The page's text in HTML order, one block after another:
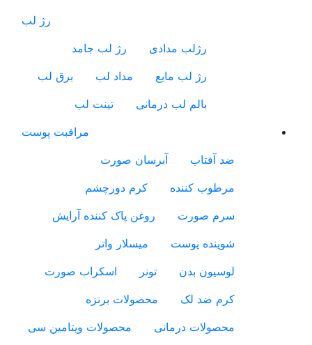
رژ لب
رژلب مدادی
رژ لب جامد
رژ لب مایع
مداد لب
برق لب
بالم لب درمانی
تینت لب
مراقبت پوست
ضد آفتاب
آبرسان صورت
مرطوب کننده
کرم دورچشم
سرم صورت
روغن پاک کننده آرایش
شوینده پوست
میسلار واتر
لوسیون بدن
تونر
اسکراب صورت
کرم ضد لک
محصولات برنزه
محصولات درمانی
محصولات ویتامین سی